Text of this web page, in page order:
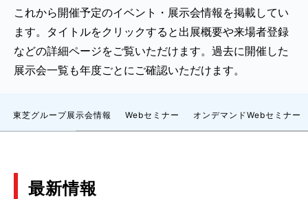
これから開催予定のイベント・展示会情報を掲載してい
ます。タイトルをクリックすると出展概要や来場者登録
などの詳細ページをご覧いただけます。過去に開催した
展示会一覧も年度ごとにご確認いただけます。
東芝グループ展示会情報 Webセミナー オンデマンドWebセミナー
最新情報